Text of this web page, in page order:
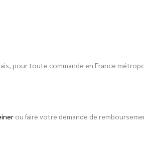
pour toute commande en France
ou faire votre demande de